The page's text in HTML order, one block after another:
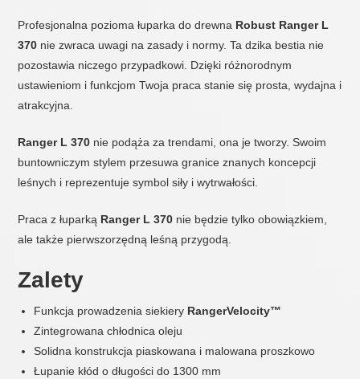
Profesjonalna pozioma łuparka do drewna Robust Ranger L
370 nie zwraca uwagi na zasady i normy. Ta dzika bestia nie
pozostawia niczego przypadkowi. Dzięki różnorodnym
ustawieniom i funkcjom Twoja praca stanie się prosta, wydajna i
atrakcyjna.
Ranger L 370 nie podąża za trendami, ona je tworzy. Swoim
buntowniczym stylem przesuwa granice znanych koncepcji
leśnych i reprezentuje symbol siły i wytrwałości.
Praca z łuparką Ranger L 370 nie będzie tylko obowiązkiem,
ale także pierwszorzędną leśną przygodą.
Zalety
Funkcja prowadzenia siekiery RangerVelocity™
Zintegrowana chłodnica oleju
Solidna konstrukcja piaskowana i malowana proszkowo
Łupanie kłód o długości do 1300 mm